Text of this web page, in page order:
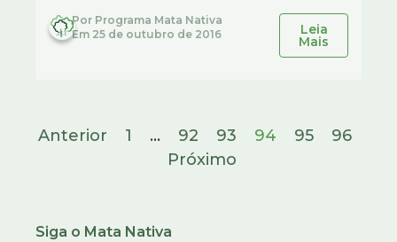
Por Programa Mata Nativa
Em 25 de outubro de 2016 Leia
Mais
Anterior 1 … 92 93 94 95
96
Próximo
Siga o Mata Nativa